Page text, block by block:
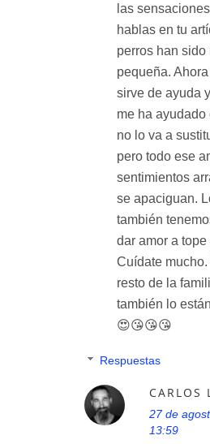
las
hablas en tu
perros han
pequeña.
sirve de ayuda
me ha ayudado
no lo va a
pero todo ese
sentimientos
se apaciguan.
también
dar amor a
Cuídate mucho.
resto de la
también lo
😍😘😘😘
Respuestas
CARLOS
27 de
13:59